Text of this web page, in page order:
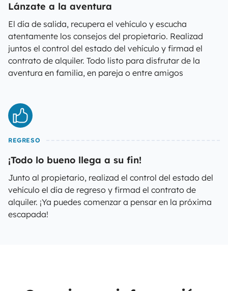
Lánzate a la aventura
El día de salida, recupera el vehículo y escucha
atentamente los consejos del propietario. Realizad
juntos el control del estado del vehículo y firmad el
contrato de alquiler. Todo listo para disfrutar de la
aventura en familia, en pareja o entre amigos
REGRESO
¡Todo lo bueno llega a su fin!
Junto al propietario, realizad el control del estado del
vehículo el día de regreso y firmad el contrato de
alquiler. ¡Ya puedes comenzar a pensar en la próxima
escapada!